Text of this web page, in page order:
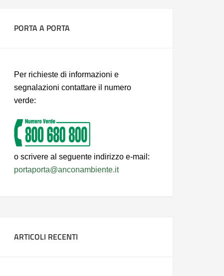
PORTA A PORTA
Per richieste di informazioni e
segnalazioni contattare il numero
verde:
o scrivere al seguente indirizzo e-mail:
portaporta@anconambiente.it
ARTICOLI RECENTI